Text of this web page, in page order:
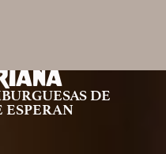
DE
ESPERAN